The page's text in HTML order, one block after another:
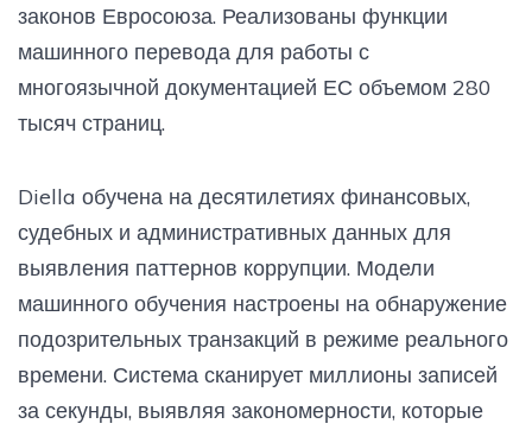
законов Евросоюза. Реализованы функции
машинного перевода для работы с
многоязычной документацией ЕС объемом 280
тысяч страниц.
Diella обучена на десятилетиях финансовых,
судебных и административных данных для
выявления паттернов коррупции. Модели
машинного обучения настроены на обнаружение
подозрительных транзакций в режиме реального
времени. Система сканирует миллионы записей
за секунды, выявляя закономерности, которые